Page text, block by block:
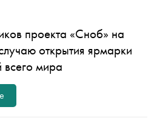
проекта «Сноб» на
открытия ярмарки
всего мира